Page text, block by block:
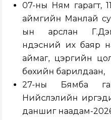
07-ны Ням гарагт,
аймгийн Манлай
ын арслан
Үндэсний их баяр
аймаг, цэргийн
бөхийн барилдаан,
27-ны Бямба
Нийслэлийн
даншиг наадам-